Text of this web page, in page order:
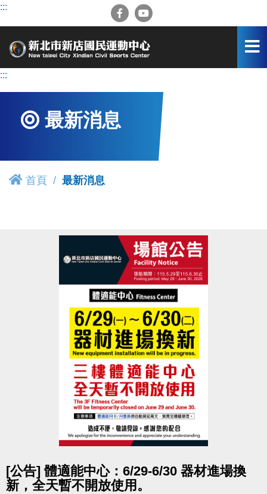
跳
容
:::
:::
最新消息
首頁 最新消息
[公告] 體適能中心：6/29-6/30 器材進場換
新，全天暫不開放使用。